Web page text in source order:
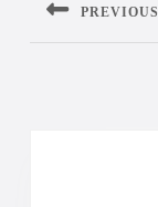
l’article
PREVIOUS